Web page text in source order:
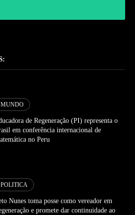
MUNDO
de Regeneração (PI) representa o
em conferência internacional de
no Peru
POLITICA
Nunes toma posse como vereador em
e promete dar continuidade ao